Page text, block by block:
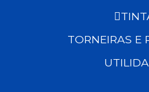
TORNEIRAS E